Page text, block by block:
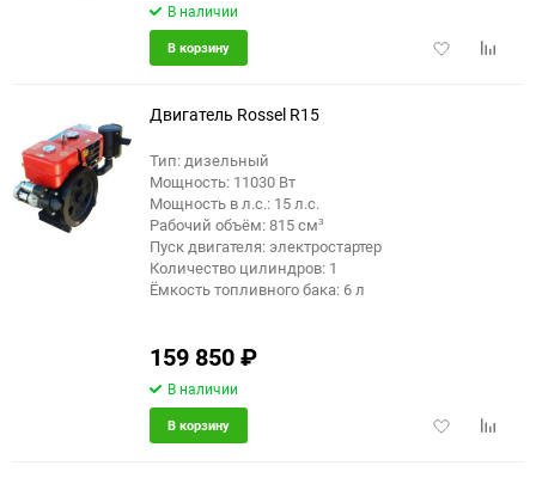
В наличии
Добавить
В корзину
Двигатель Rossel R15
Тип: дизельный
Мощность: 11030 Вт
Мощность в л.с.: 15 л.с.
Рабочий объём: 815 см³
Пуск двигателя: электростартер
Количество цилиндров: 1
Ёмкость топливного бака: 6 л
159 850₽
В наличии
Добавить
В корзину